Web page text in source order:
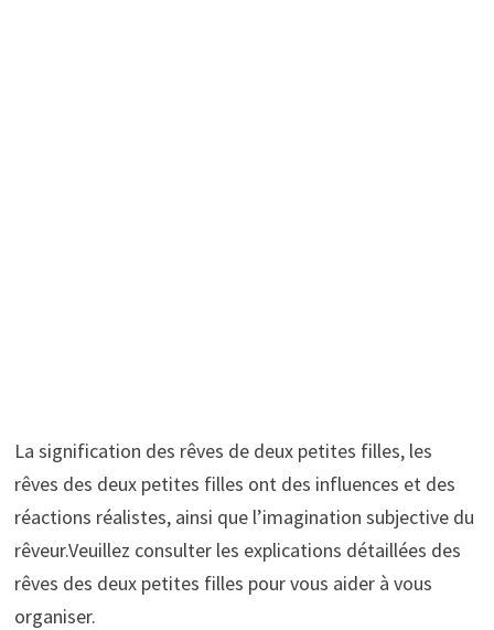
La signification des rêves de deux petites filles, les
rêves des deux petites filles ont des influences et des
réactions réalistes, ainsi que l’imagination subjective du
rêveur.Veuillez consulter les explications détaillées des
rêves des deux petites filles pour vous aider à vous
organiser.